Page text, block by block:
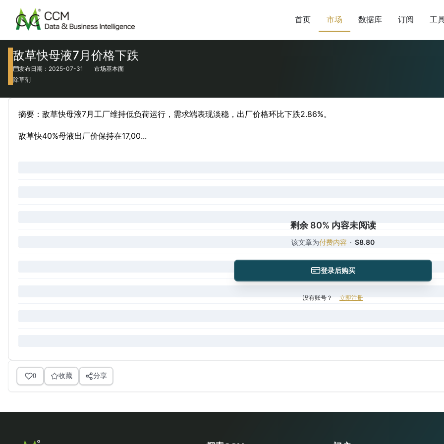
首页 市场 数据库 订阅 工
敌草快母液7月价格下跌
发布日期：2025-07-31
市场基本面
除草剂
摘要：敌草快母液7月工厂维持低负荷运行，需求端表现淡稳，出厂价格环比下跌2.86%。
敌草快40%母液出厂价保持在17,00...
剩余 80% 内容未阅读
该文章为付费内容 · $8.80
登录后购买
没有账号？ 立即注册
0 收藏 分享